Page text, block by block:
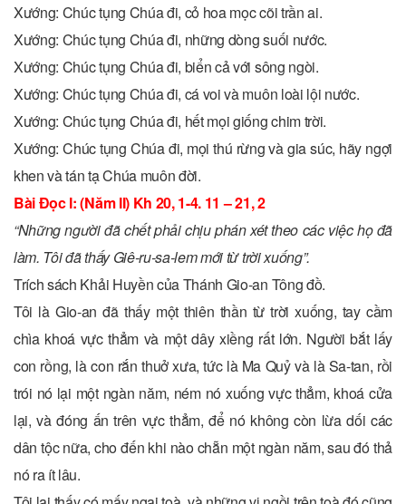
Xướng: Chúc tụng Chúa đi, cỏ hoa mọc cõi trần ai.
Xướng: Chúc tụng Chúa đi, những dòng suối nước.
Xướng: Chúc tụng Chúa đi, biển cả với sông ngòi.
Xướng: Chúc tụng Chúa đi, cá voi và muôn loài lội nước.
Xướng: Chúc tụng Chúa đi, hết mọi giống chim trời.
Xướng: Chúc tụng Chúa đi, mọi thú rừng và gia súc, hãy ngợi
khen và tán tạ Chúa muôn đời.
Bài Ðọc I: (Năm II) Kh 20, 1-4. 11 – 21, 2
“Những người đã chết phải chịu phán xét theo các việc họ đã
làm. Tôi đã thấy Giê-ru-sa-lem mới từ trời xuống”.
Trích sách Khải Huyền của Thánh Gio-an Tông đồ.
Tôi là Gio-an đã thấy một thiên thần từ trời xuống, tay cầm
chìa khoá vực thẳm và một dây xiềng rất lớn. Người bắt lấy
con rồng, là con rắn thuở xưa, tức là Ma Quỷ và là Sa-tan, rồi
trói nó lại một ngàn năm, ném nó xuống vực thẳm, khoá cửa
lại, và đóng ấn trên vực thẳm, để nó không còn lừa dối các
dân tộc nữa, cho đến khi nào chẵn một ngàn năm, sau đó thả
nó ra ít lâu.